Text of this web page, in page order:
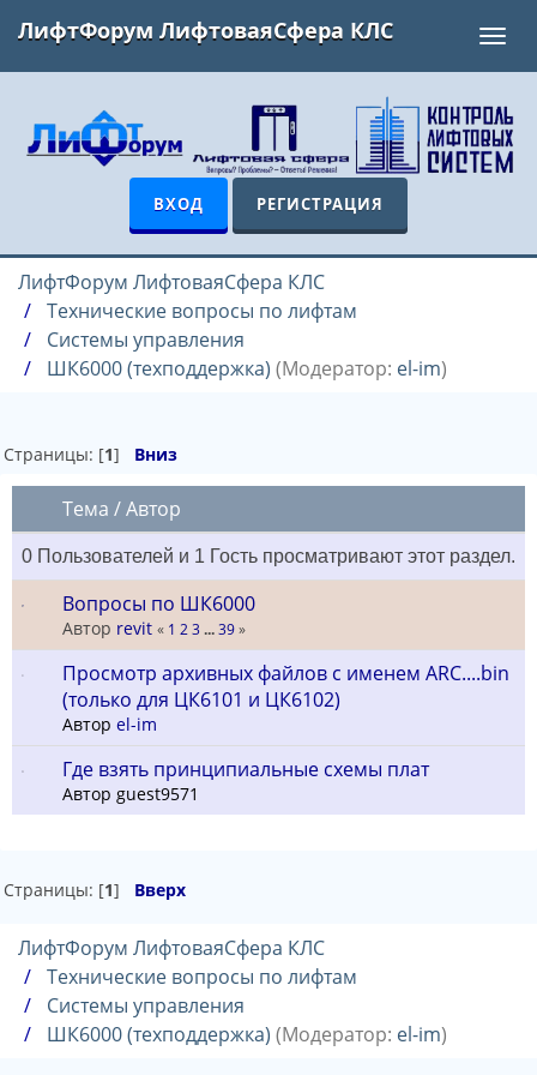
ЛифтФорум ЛифтоваяСфера КЛС
ВХОД РЕГИСТРАЦИЯ
ЛифтФорум ЛифтоваяСфера КЛС
Технические вопросы по лифтам
Системы управления
ШК6000 (техподдержка) (Модератор: el-im)
Страницы: [1] Вниз
Тема /Автор
0 Пользователей и 1 Гость просматривают этот раздел.
Вопросы по ШК6000
Автор revit « 1 2 3 ... 39 »
Просмотр архивных файлов с именем ARC....bin
(только для ЦК6101 и ЦК6102)
Автор el-im
Где взять принципиальные схемы плат
Автор guest9571
Страницы: [1] Вверх
ЛифтФорум ЛифтоваяСфера КЛС
Технические вопросы по лифтам
Системы управления
ШК6000 (техподдержка) (Модератор: el-im)